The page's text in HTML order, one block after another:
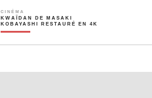
CINÉMA
KWAÏDAN DE MASAKI
KOBAYASHI RESTAURÉ EN 4K